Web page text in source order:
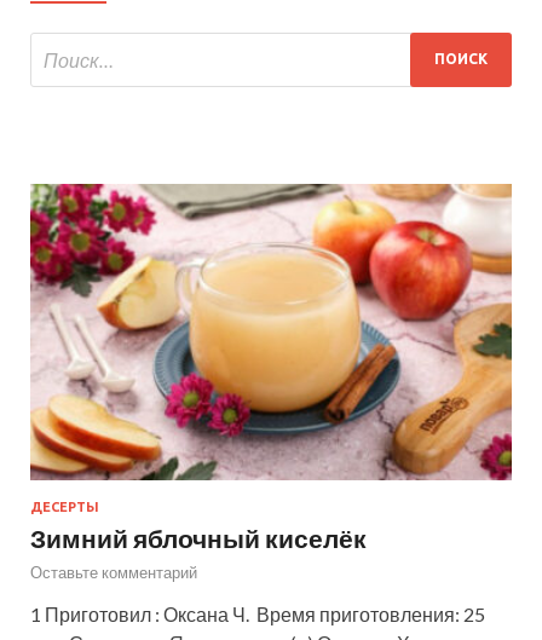
ДЕСЕРТЫ
Зимний яблочный киселёк
Оставьте комментарий
1 Приготовил : Оксана Ч. Время приготовления: 25